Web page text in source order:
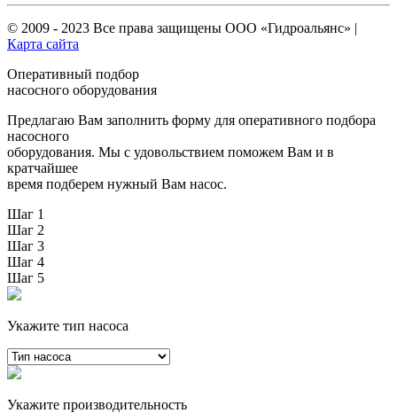
© 2009 - 2023 Все права защищены ООО «Гидроальянс» |
Карта сайта
Оперативный подбор
насосного оборудования
Предлагаю Вам заполнить форму для оперативного подбора
насосного
оборудования. Мы с удовольствием поможем Вам и в
кратчайшее
время подберем нужный Вам насос.
Шаг 1
Шаг 2
Шаг 3
Шаг 4
Шаг 5
Укажите тип насоса
Укажите производительность